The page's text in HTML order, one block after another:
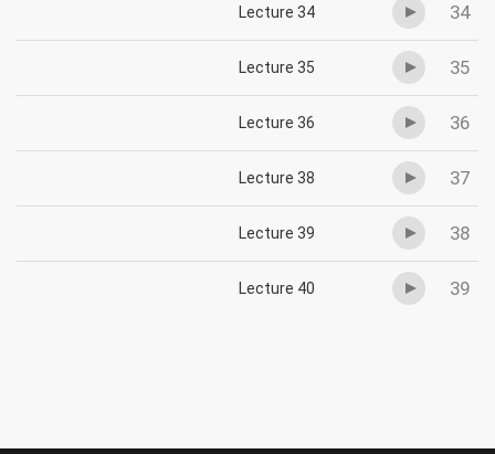
34
Lecture 34
35
Lecture 35
36
Lecture 36
37
Lecture 38
38
Lecture 39
39
Lecture 40